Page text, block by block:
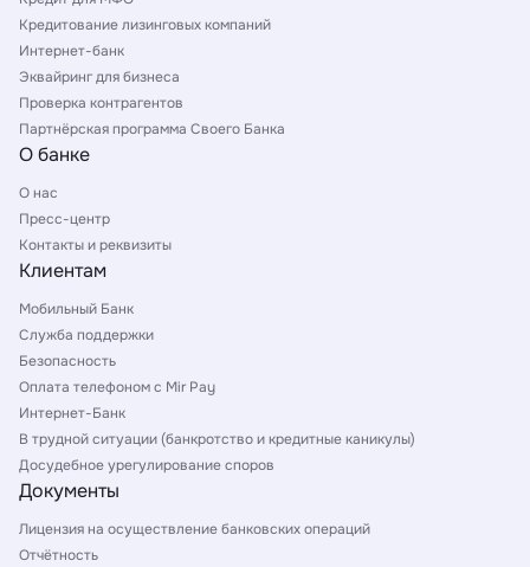
Кредитование лизинговых компаний
Интернет-банк
Эквайринг для бизнеса
Проверка контрагентов
Партнёрская программа Своего Банка
О банке
О нас
Пресс-центр
Контакты и реквизиты
Клиентам
Мобильный Банк
Служба поддержки
Безопасность
Оплата телефоном с Mir Pay
Интернет-Банк
В трудной ситуации (банкротство и кредитные каникулы)
Досудебное урегулирование споров
Документы
Лицензия на осуществление банковских операций
Отчётность